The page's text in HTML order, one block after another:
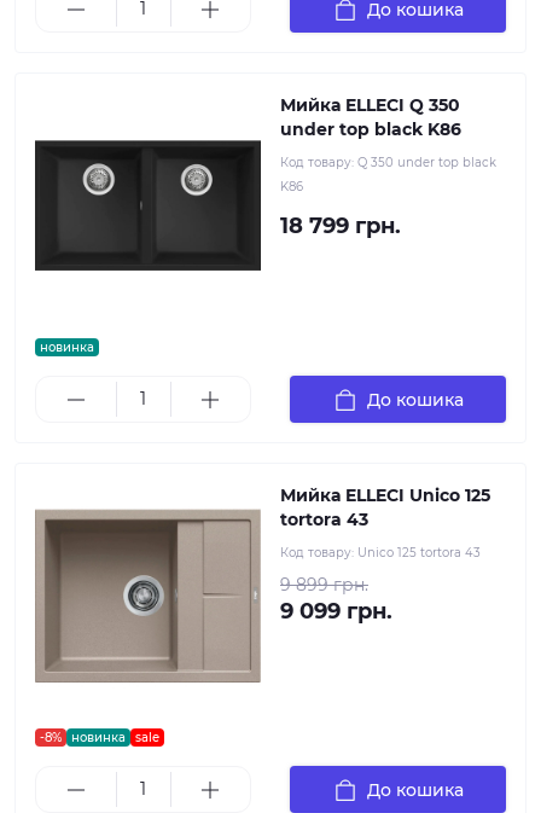
До кошика
новинка
Мийка ELLECI Q 350
under top black K86
Код товару: Q 350 under top black
K86
18 799 грн.
До кошика
-8% новинка sale
Мийка ELLECI Unico 125
tortora 43
Код товару: Unico 125 tortora 43
9 899 грн.
9 099 грн.
До кошика